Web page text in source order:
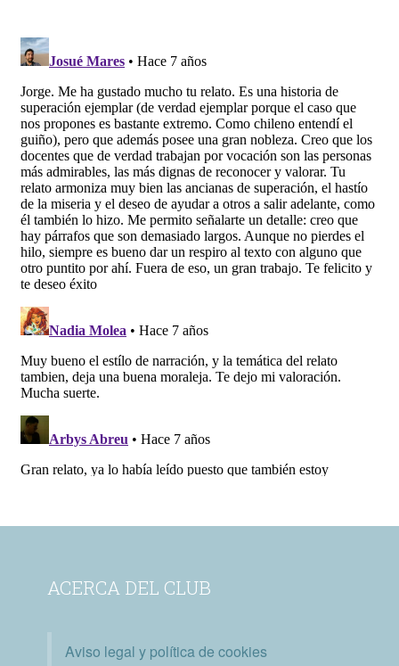
ACERCA DEL CLUB
Aviso legal y política de cookies